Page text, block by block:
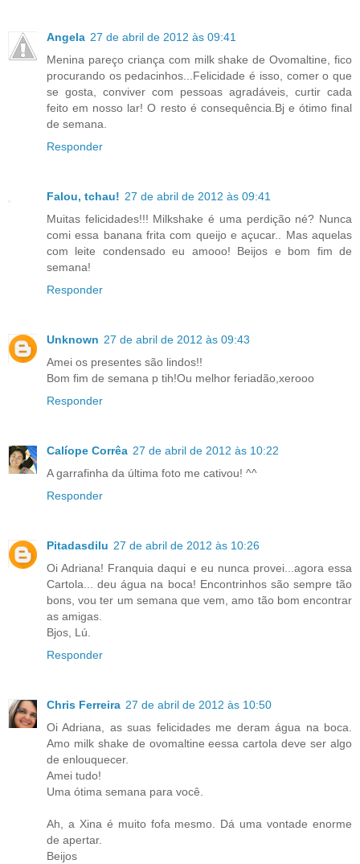
Angela 27 de abril de 2012 às 09:41
Menina pareço criança com milk shake de Ovomaltine, fico
procurando os pedacinhos...Felicidade é isso, comer o que
se gosta, conviver com pessoas agradáveis, curtir cada
feito em nosso lar! O resto é consequência.Bj e ótimo final
de semana.
Responder
Falou, tchau! 27 de abril de 2012 às 09:41
Muitas felicidades!!! Milkshake é uma perdição né? Nunca
comi essa banana frita com queijo e açucar.. Mas aquelas
com leite condensado eu amooo! Beijos e bom fim de
semana!
Responder
Unknown 27 de abril de 2012 às 09:43
Amei os presentes são lindos!!
Bom fim de semana p tih!Ou melhor feriadão,xerooo
Responder
Calíope Corrêa 27 de abril de 2012 às 10:22
A garrafinha da última foto me cativou! ^^
Responder
Pitadasdilu 27 de abril de 2012 às 10:26
Oi Adriana! Franquia daqui e eu nunca provei...agora essa
Cartola... deu água na boca! Encontrinhos são sempre tão
bons, vou ter um semana que vem, amo tão bom encontrar
as amigas.
Bjos, Lú.
Responder
Chris Ferreira 27 de abril de 2012 às 10:50
Oi Adriana, as suas felicidades me deram água na boca.
Amo milk shake de ovomaltine eessa cartola deve ser algo
de enlouquecer.
Amei tudo!
Uma ótima semana para você.
Ah, a Xina é muito fofa mesmo. Dá uma vontade enorme
de apertar.
Beijos